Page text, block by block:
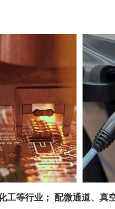
工等行业； 配微通道、真